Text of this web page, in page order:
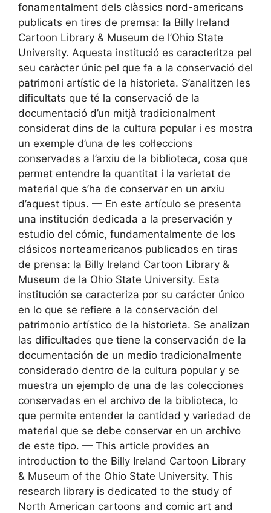
fonamentalment dels clàssics nord-americans
publicats en tires de premsa: la Billy Ireland
Cartoon Library & Museum de l’Ohio State
University. Aquesta institució es caracteritza pel
seu caràcter únic pel que fa a la conservació del
patrimoni artístic de la historieta. S’analitzen les
dificultats que té la conservació de la
documentació d’un mitjà tradicionalment
considerat dins de la cultura popular i es mostra
un exemple d’una de les col·leccions
conservades a l’arxiu de la biblioteca, cosa que
permet entendre la quantitat i la varietat de
material que s’ha de conservar en un arxiu
d’aquest tipus. — En este artículo se presenta
una institución dedicada a la preservación y
estudio del cómic, fundamentalmente de los
clásicos norteamericanos publicados en tiras
de prensa: la Billy Ireland Cartoon Library &
Museum de la Ohio State University. Esta
institución se caracteriza por su carácter único
en lo que se refiere a la conservación del
patrimonio artístico de la historieta. Se analizan
las dificultades que tiene la conservación de la
documentación de un medio tradicionalmente
considerado dentro de la cultura popular y se
muestra un ejemplo de una de las colecciones
conservadas en el archivo de la biblioteca, lo
que permite entender la cantidad y variedad de
material que se debe conservar en un archivo
de este tipo. — This article provides an
introduction to the Billy Ireland Cartoon Library
& Museum of the Ohio State University. This
research library is dedicated to the study of
North American cartoons and comic art and